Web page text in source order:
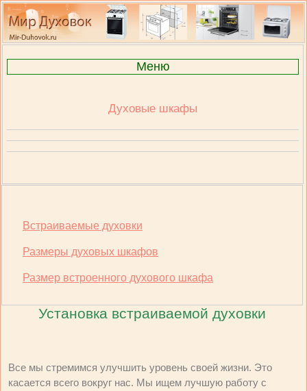
Меню
Духовые шкафы
Встраиваемые духовки
Размеры духовых шкафов
Размер встроенного духового шкафа
Установка встраиваемой духовки
Все мы стремимся улучшить уровень своей жизни. Это
касается всего вокруг нас. Мы ищем лучшую работу с